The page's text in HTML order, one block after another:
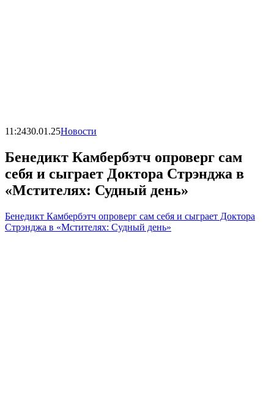
11:2430.01.25Новости
Бенедикт Камбербэтч опроверг сам
себя и сыграет Доктора Стрэнджа в
«Мстителях: Судный день»
Бенедикт Камбербэтч опроверг сам себя и сыграет Доктора
Стрэнджа в «Мстителях: Судный день»